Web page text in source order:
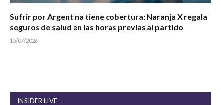
Sufrir por Argentina tiene cobertura: Naranja X regala
seguros de salud en las horas previas al partido
15/07/2026
INSIDER LIVE